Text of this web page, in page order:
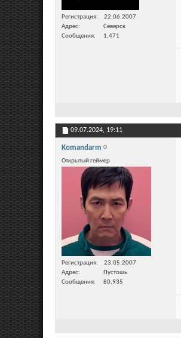
Регистрация
22.06.2007
Адрес
Северск
Сообщения
1,471
09.07.2024, 19:11
Komandarm
Открытый геймер
Регистрация
23.05.2007
Адрес
Пустошь
Сообщения
80,935